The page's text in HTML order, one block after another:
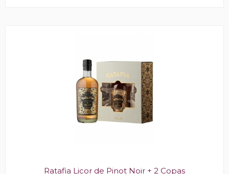
Ratafia Licor de Pinot Noir + 2 Copas